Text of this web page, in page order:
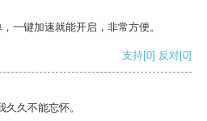
一键加速就能开启，非常方便。
支持[0] 反对[0]
久不能忘怀。